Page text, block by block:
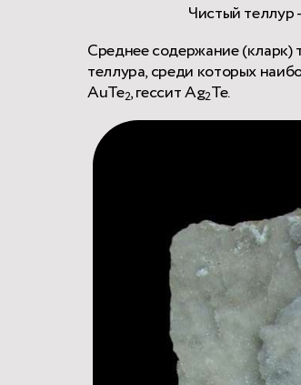
Чистый теллур
Среднее содержание (кларк)
теллура, среди которых
AuTe2, гессит Ag2Te.